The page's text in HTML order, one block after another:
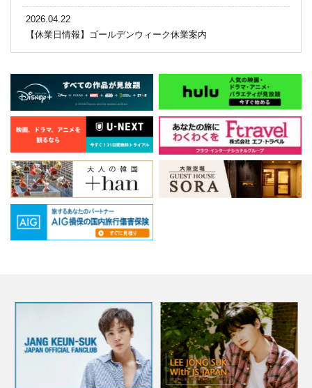
2026.04.22
【休業日情報】ゴールデンウィーク休業案内